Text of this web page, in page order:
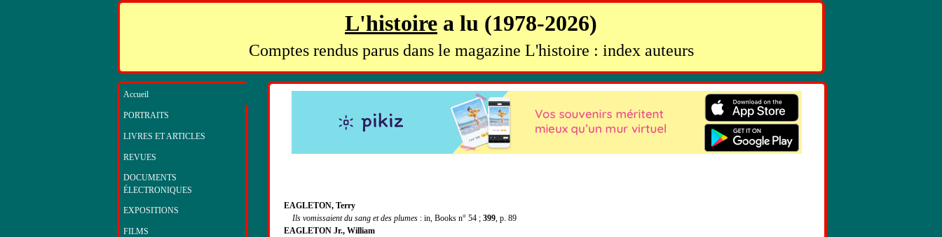
L'histoire a lu (1978-2026)
Comptes rendus parus dans le magazine L'histoire : index auteurs
Accueil
PORTRAITS
LIVRES ET ARTICLES
REVUES
DOCUMENTS
ÉLECTRONIQUES
EXPOSITIONS
FILMS
EAGLETON, Terry
Ils vomissaient du sang et des plumes: in, Books n° 54 ; 399, p. 89
EAGLETON Jr., William